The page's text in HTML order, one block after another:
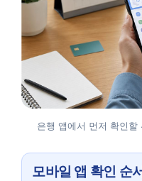
은행 앱에서 먼저 확인할
모바일 앱 확인 순서